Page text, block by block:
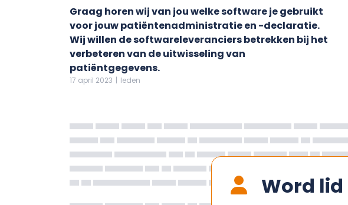
Graag horen wij van jou welke software je gebruikt
voor jouw patiëntenadministratie en -declaratie.
Wij willen de softwareleveranciers betrekken bij het
verbeteren van de uitwisseling van
patiëntgegevens.
17 april 2023 | leden
Word lid